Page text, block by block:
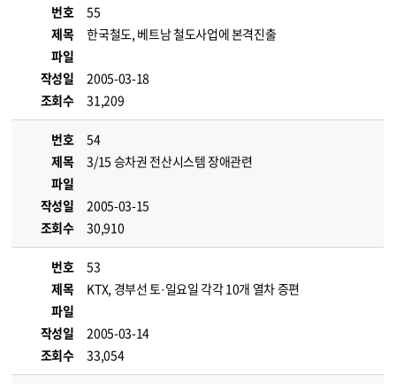
번호
55
제목
한국철도, 베트남 철도사업에 본격진출
파일
작성일
2005-03-18
조회수
31,209
번호
54
제목
3/15 승차권 전산시스템 장애관련
파일
작성일
2005-03-15
조회수
30,910
번호
53
제목
KTX, 경부선 토·일요일 각각 10개 열차 증편
파일
작성일
2005-03-14
조회수
33,054